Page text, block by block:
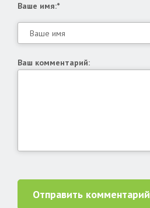
Ваше имя:*
Ваш комментарий:
Отправить комментарий